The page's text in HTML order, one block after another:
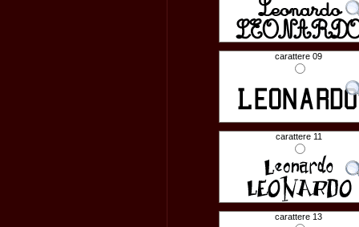
carattere 09
carattere 11
carattere 13